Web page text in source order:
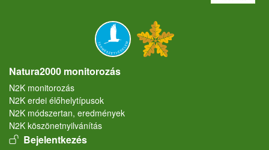
Natura2000 monitorozás
N2K monitorozás
N2K erdei élőhelytípusok
N2K módszertan, eredmények
N2K köszönetnyilvánítás
User account menu
Bejelentkezés